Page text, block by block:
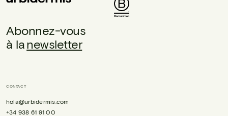
Abonnez-vous
à lanewsletter
CONTACT
hola@urbidermis.com
+34 938 61 91 00